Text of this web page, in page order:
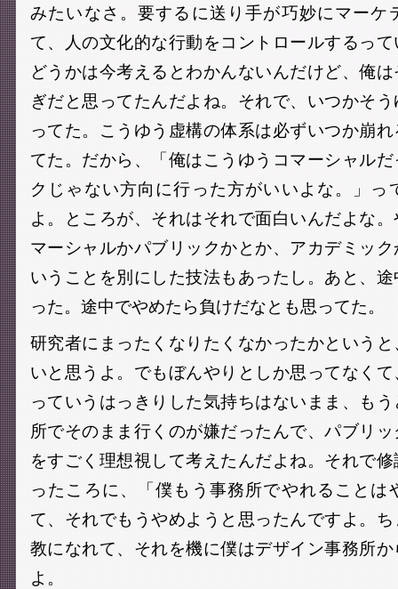
みたいなさ。要するに送り手が巧妙にマーケ
て、人の文化的な行動をコントロールするっ
どうかは今考えるとわかんないんだけど、俺
ぎだと思ってたんだよね。それで、いつかそ
ってた。こうゆう虚構の体系は必ずいつか崩
てた。だから、「俺はこうゆうコマーシャル
クじゃない方向に行った方がいいよな。」っ
よ。ところが、それはそれで面白いんだよな
マーシャルかパブリックかとか、アカデミッ
いうことを別にした技法もあったし。あと、
った。途中でやめたら負けだなとも思ってた。
研究者にまったくなりたくなかったかという
いと思うよ。でもぼんやりとしか思ってなく
っていうはっきりした気持ちはないまま、も
所でそのまま行くのが嫌だったんで、パブリ
をすごく理想視して考えたんだよね。それで
ったころに、「僕もう事務所でやれることは
て、それでもうやめようと思ったんですよ。
教になれて、それを機に僕はデザイン事務所
よ。